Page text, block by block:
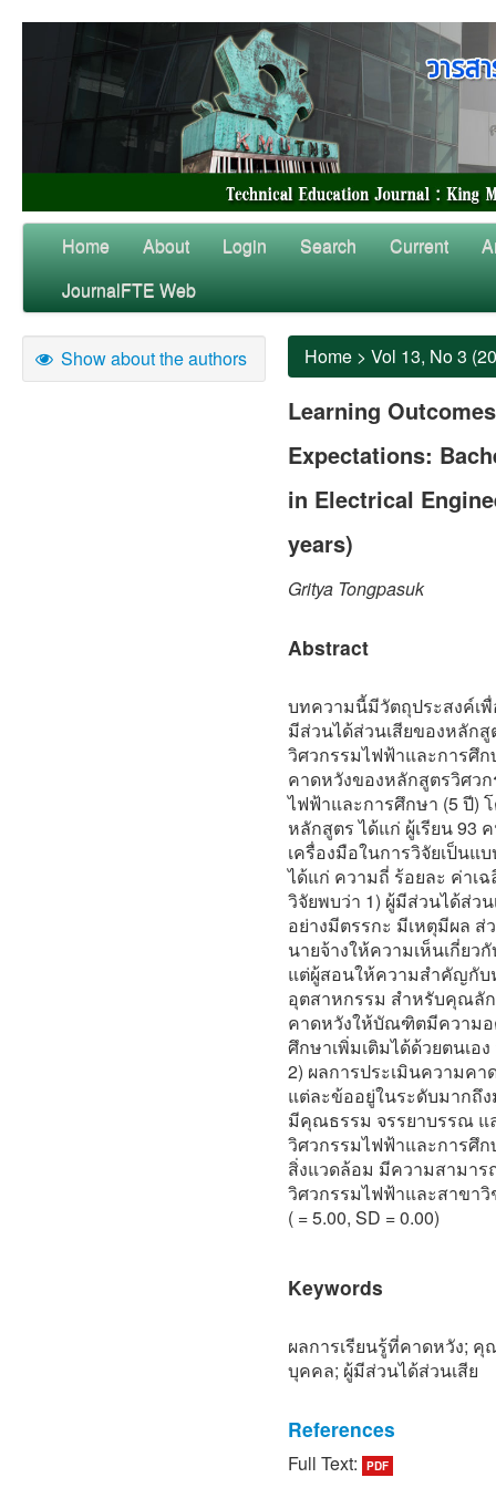
Home About Login Search Current
JournalFTE Web
Show about the authors Home > Vol 13, No 3
Learning
Expectations:
in Electrical
years)
Gritya Tongpasuk
Abstract
บทความนี้มีวัตถุประสงค์เ
มีส่วนได้ส่วนเสียของหลัก
วิศวกรรมไฟฟ้าและการศึก
คาดหวังของหลักสูตรวิศว
ไฟฟ้าและการศึกษา (5 ปี)
หลักสูตร ได้แก่ ผู้เรียน 93
เครื่องมือในการวิจัยเป็น
ได้แก่ ความถี่ ร้อยละ ค่าเ
วิจัยพบว่า 1) ผู้มีส่วนได้ส่ว
อย่างมีตรรกะ มีเหตุมีผล
นายจ้างให้ความเห็นเกี่ยว
แต่ผู้สอนให้ความสำคัญกับ
อุตสาหกรรม สำหรับคุณลั
คาดหวังให้บัณฑิตมีความ
ศึกษาเพิ่มเติมได้ด้วยตนเอ
2) ผลการประเมินความค
แต่ละข้ออยู่ในระดับมากถึ
มีคุณธรรม จรรยาบรรณ แ
วิศวกรรมไฟฟ้าและการศึ
สิ่งแวดล้อม มีความสามา
วิศวกรรมไฟฟ้าและสาขา
( = 5.00, SD = 0.00)
Keywords
ผลการเรียนรู้ที่คาดหวัง;
บุคคล; ผู้มีส่วนได้ส่วนเสีย
References
[1] M. o. E. Office of the
Full Text: PDF